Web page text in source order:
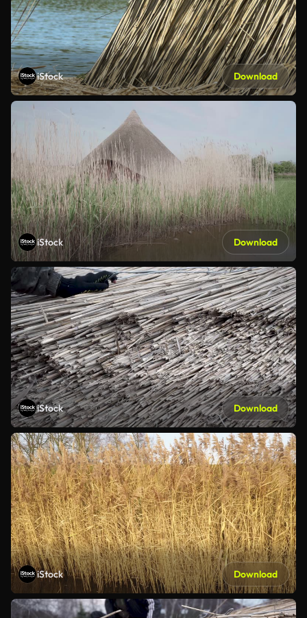
iStock Download
iStock Download
iStock Download
iStock Download